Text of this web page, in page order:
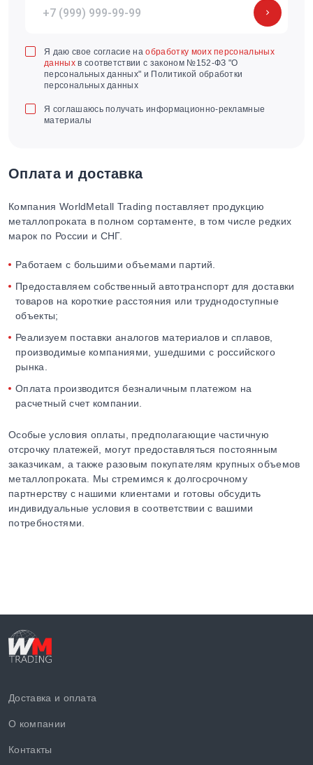
Я даю свое согласие наобработку моих персональных
данныхв соответствии с законом №152-ФЗ "О
персональных данных" и Политикой обработки
персональных данных
Я соглашаюсь получать информационно-рекламные
материалы
Оплата и доставка
Компания WorldMetall Trading поставляет продукцию
металлопроката в полном сортаменте, в том числе редких
марок по России и СНГ.
Работаем с большими объемами партий.
Предоставляем собственный автотранспорт для доставки
товаров на короткие расстояния или труднодоступные
объекты;
Реализуем поставки аналогов материалов и сплавов,
производимые компаниями, ушедшими с российского
рынка.
Оплата производится безналичным платежом на
расчетный счет компании.
Особые условия оплаты, предполагающие частичную
отсрочку платежей, могут предоставляться постоянным
заказчикам, а также разовым покупателям крупных объемов
металлопроката. Мы стремимся к долгосрочному
партнерству с нашими клиентами и готовы обсудить
индивидуальные условия в соответствии с вашими
потребностями.
Доставка и оплата
О компании
Контакты